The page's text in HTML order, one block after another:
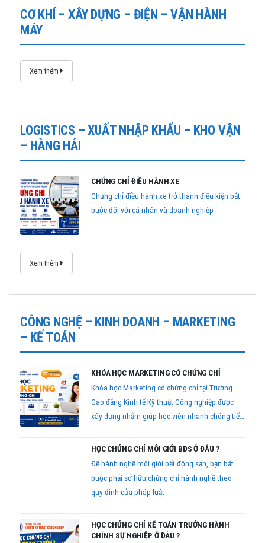
CƠ KHÍ – XÂY DỰNG – ĐIỆN – VẬN HÀNH
MÁY
Xem thêm
LOGISTICS – XUẤT NHẬP KHẨU – KHO VẬN
– HÀNG HẢI
CHỨNG CHỈ ĐIỀU HÀNH XE
Chứng chỉ điều hành xe trở thành điều kiện bắt
buộc đối với cá nhân và doanh nghiệp
Xem thêm
CÔNG NGHỆ – KINH DOANH – MARKETING
– KẾ TOÁN
KHÓA HỌC MARKETING CÓ CHỨNG CHỈ
Khóa học Marketing có chứng chỉ tại Trường
Cao đẳng Kinh tế Kỹ thuật Công nghiệp được
xây dựng nhằm giúp học viên nhanh chóng tiếp
nghiệp và sở hữu chứng chỉ để bổ sung hồ sơ
xin việc.
HỌC CHỨNG CHỈ MÔI GIỚI BĐS Ở ĐÂU ?
Để hành nghề môi giới bất động sản, bạn bắt
buộc phải sở hữu chứng chỉ hành nghề theo
quy định của pháp luật
HỌC CHỨNG CHỈ KẾ TOÁN TRƯỞNG HÀNH
CHÍNH SỰ NGHIỆP Ở ĐÂU ?